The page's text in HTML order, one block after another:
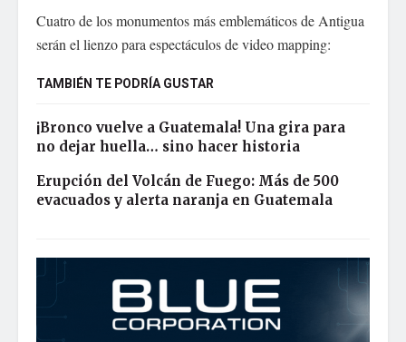
Cuatro de los monumentos más emblemáticos de Antigua
serán el lienzo para espectáculos de video mapping:
TAMBIÉN TE PODRÍA GUSTAR
¡Bronco vuelve a Guatemala! Una gira para
no dejar huella… sino hacer historia
Erupción del Volcán de Fuego: Más de 500
evacuados y alerta naranja en Guatemala